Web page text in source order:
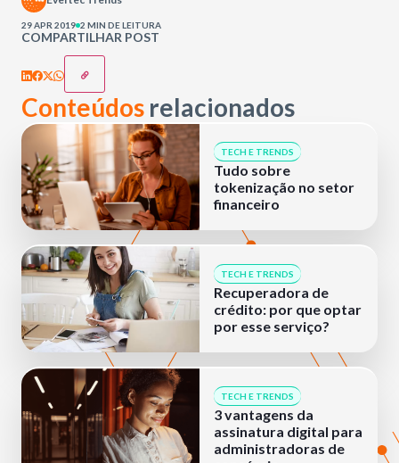
COMPARTILHAR POST
29 APR 2019 2 MIN DE LEITURA
Conteúdos relacionados
TECH E TRENDS
Tudo sobre
tokenização no setor
financeiro
TECH E TRENDS
Recuperadora de
crédito: por que optar
por esse serviço?
TECH E TRENDS
3 vantagens da
assinatura digital para
administradoras de